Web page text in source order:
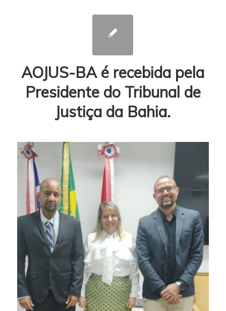
AOJUS-BA é recebida pela
Presidente do Tribunal de
Justiça da Bahia.